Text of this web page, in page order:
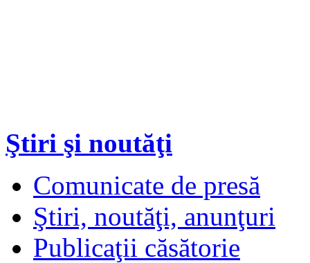
Ştiri şi noutăţi
Comunicate de presă
Ştiri, noutăţi, anunţuri
Publicaţii căsătorie